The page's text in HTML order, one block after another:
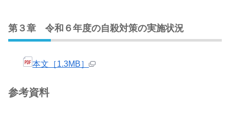
第３章 令和６年度の自殺対策の実施状況
本文［1.3MB］
参考資料